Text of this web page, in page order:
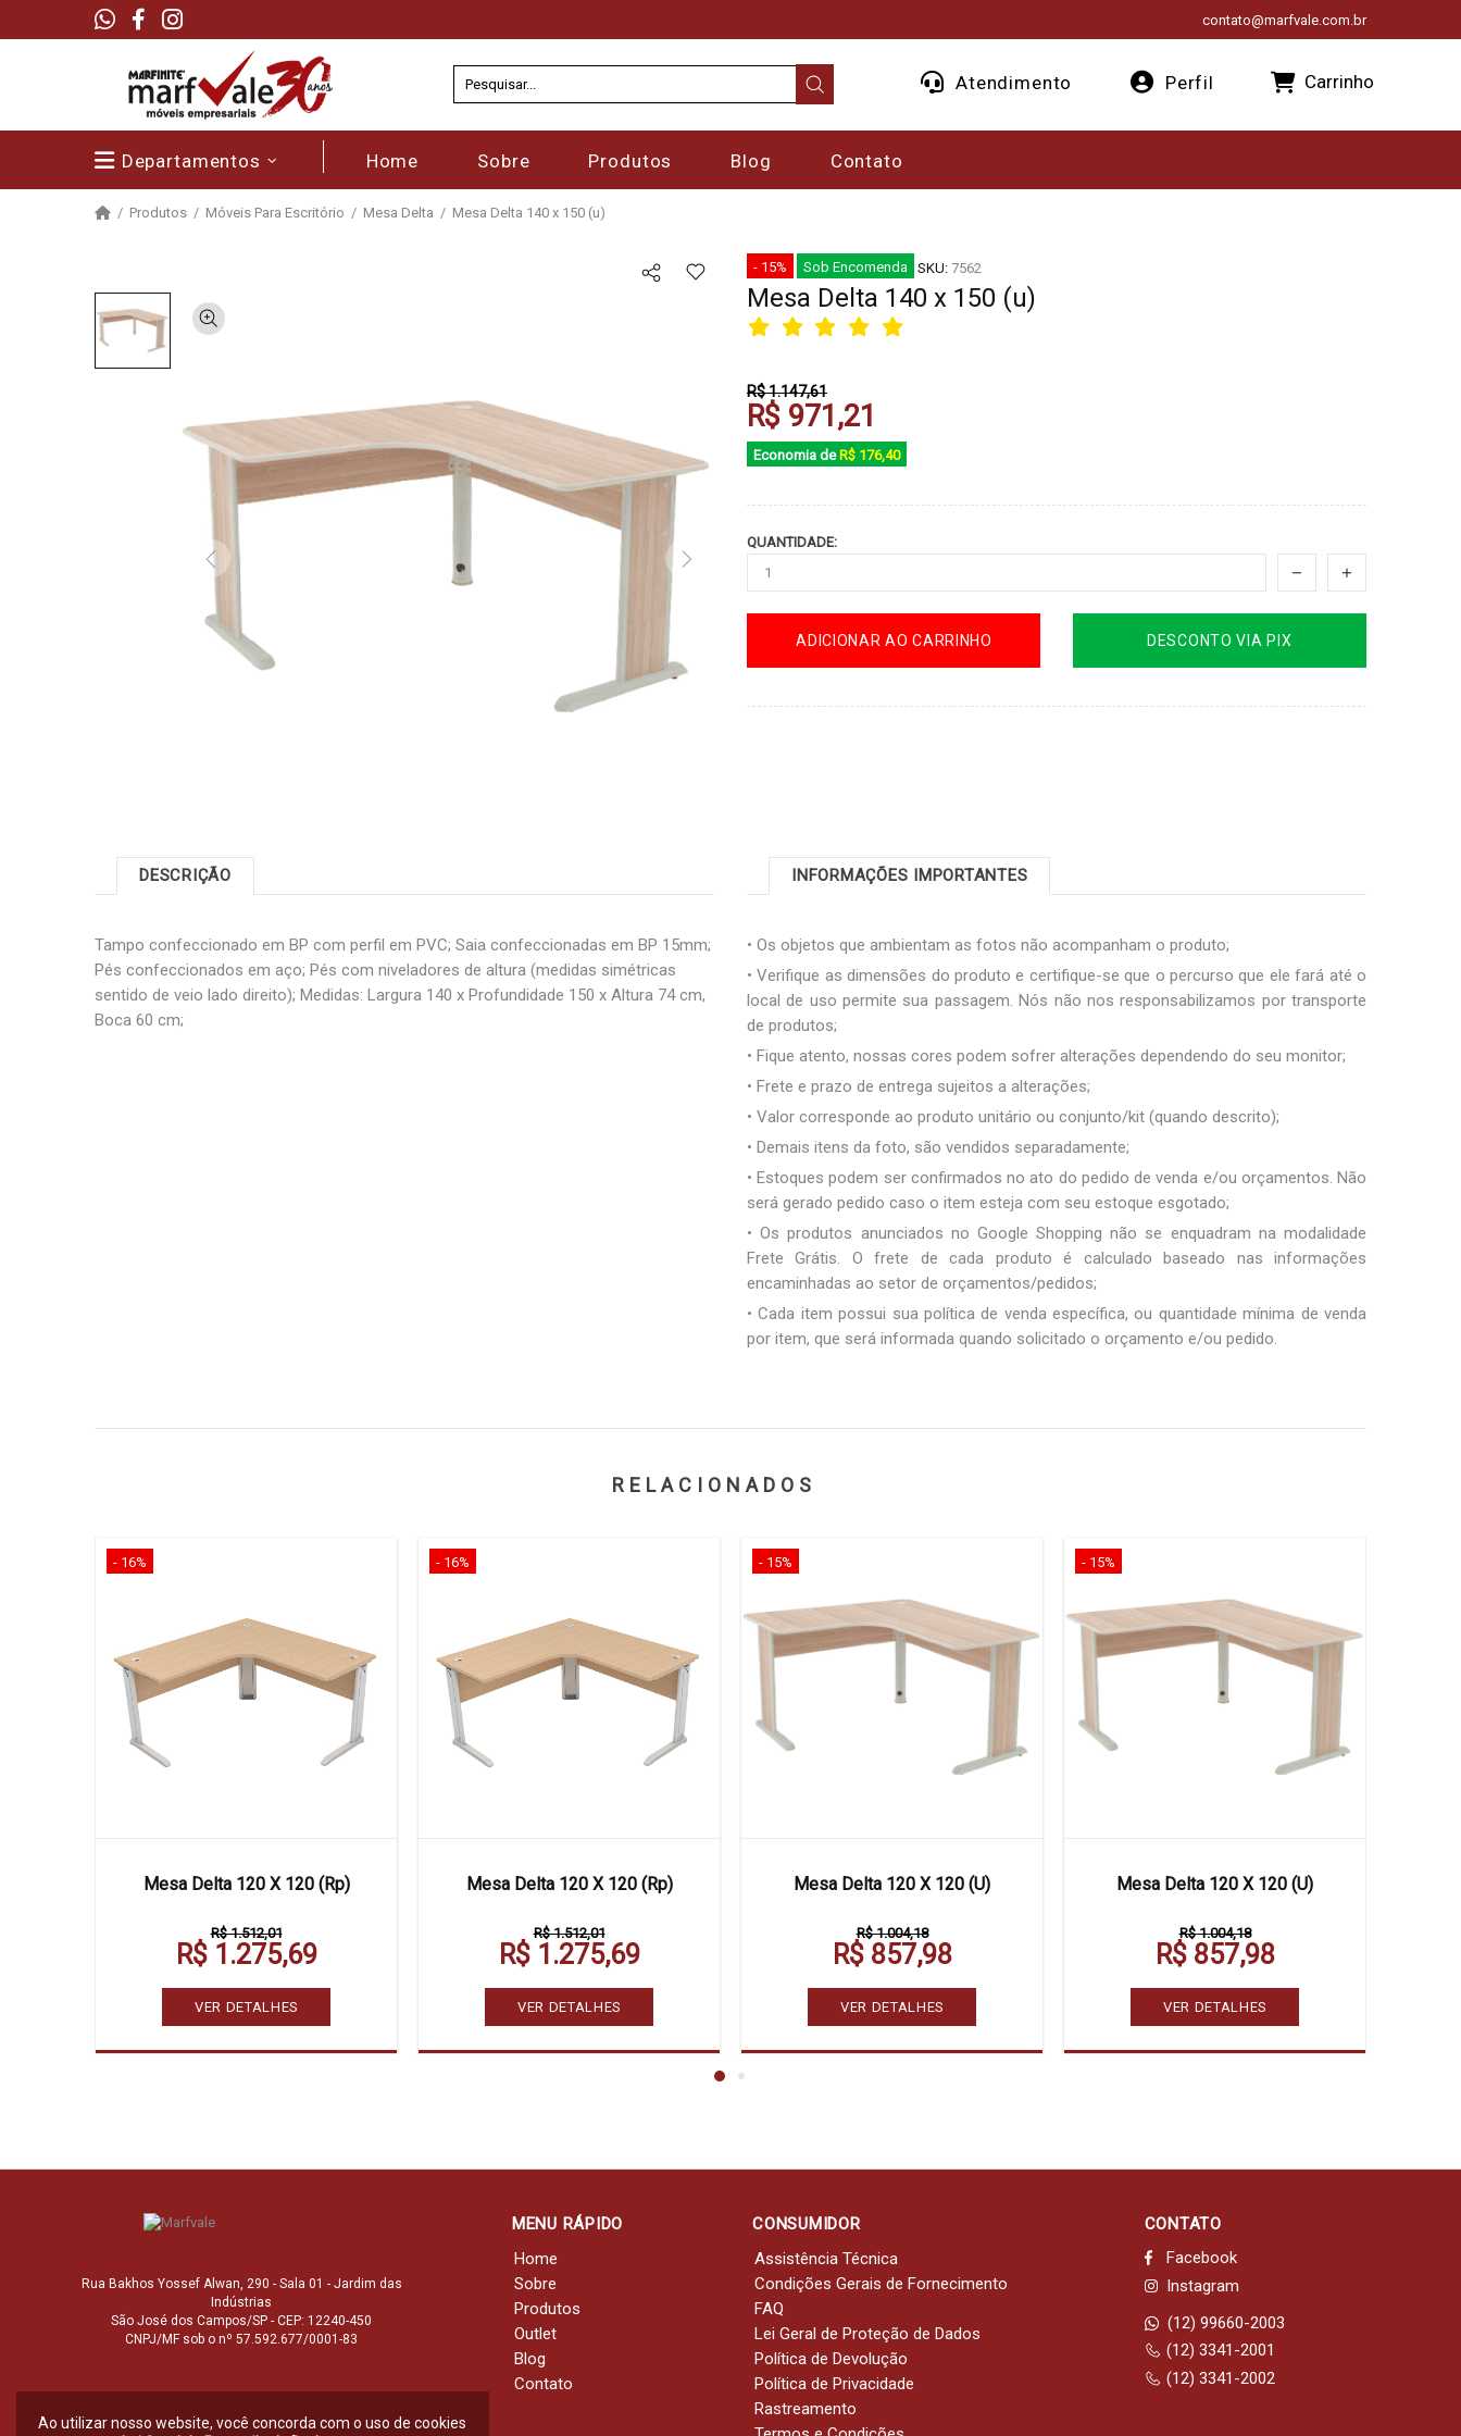
contato@marfvale.com.br
Atendimento Perfil Carrinho
Departamentos Home Sobre Produtos Blog Contato
Produtos Móveis Para Escritório Mesa Delta Mesa Delta 140 x 150 (u)
- 15% Sob Encomenda SKU: 7562
Mesa Delta 140 x 150 (u)
R$ 1.147,61
R$ 971,21
Economia de R$ 176,40
QUANTIDADE:
ADICIONAR AO CARRINHO DESCONTO VIA PIX
DESCRIÇÃO
Tampo confeccionado em BP com perfil em PVC; Saia confeccionadas em BP 15mm;
Pés confeccionados em aço; Pés com niveladores de altura (medidas simétricas
sentido de veio lado direito); Medidas: Largura 140 x Profundidade 150 x Altura 74 cm,
Boca 60 cm;
INFORMAÇÕES IMPORTANTES
• Os objetos que ambientam as fotos não acompanham o produto;
• Verifique as dimensões do produto e certifique-se que o percurso que ele fará até o
local de uso permite sua passagem. Nós não nos responsabilizamos por transporte
de produtos;
• Fique atento, nossas cores podem sofrer alterações dependendo do seu monitor;
• Frete e prazo de entrega sujeitos a alterações;
• Valor corresponde ao produto unitário ou conjunto/kit (quando descrito);
• Demais itens da foto, são vendidos separadamente;
• Estoques podem ser confirmados no ato do pedido de venda e/ou orçamentos. Não
será gerado pedido caso o item esteja com seu estoque esgotado;
• Os produtos anunciados no Google Shopping não se enquadram na modalidade
Frete Grátis. O frete de cada produto é calculado baseado nas informações
encaminhadas ao setor de orçamentos/pedidos;
• Cada item possui sua política de venda específica, ou quantidade mínima de venda
por item, que será informada quando solicitado o orçamento e/ou pedido.
RELACIONADOS
- 16%
Mesa Delta 120 X 120 (Rp)
R$ 1.512,01
R$ 1.275,69
VER DETALHES
- 16%
Mesa Delta 120 X 120 (Rp)
R$ 1.512,01
R$ 1.275,69
VER DETALHES
- 15%
Mesa Delta 120 X 120 (U)
R$ 1.004,18
R$ 857,98
VER DETALHES
- 15%
Mesa Delta 120 X 120 (U)
R$ 1.004,18
R$ 857,98
VER DETALHES
Rua Bakhos Yossef Alwan, 290 - Sala 01 - Jardim das
Indústrias
São José dos Campos/SP - CEP: 12240-450
CNPJ/MF sob o nº 57.592.677/0001-83
MENU RÁPIDO
Home
Sobre
Produtos
Outlet
Blog
Contato
CONSUMIDOR
Assistência Técnica
Condições Gerais de Fornecimento
FAQ
Lei Geral de Proteção de Dados
Política de Devolução
Política de Privacidade
Rastreamento
CONTATO
Facebook
Instagram
(12) 99660-2003
(12) 3341-2001
(12) 3341-2002
Ao utilizar nosso website, você concorda com o uso de cookies